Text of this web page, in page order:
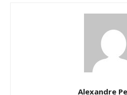
Alexandre